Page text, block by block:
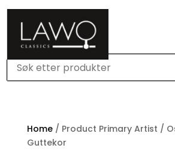
Home/ Product Primary Artist /
Guttekor